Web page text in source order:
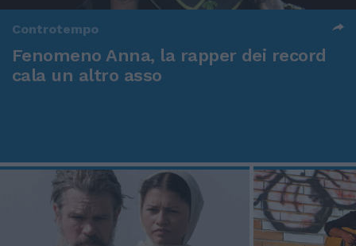
Controtempo
Fenomeno Anna, la rapper dei record
cala un altro asso